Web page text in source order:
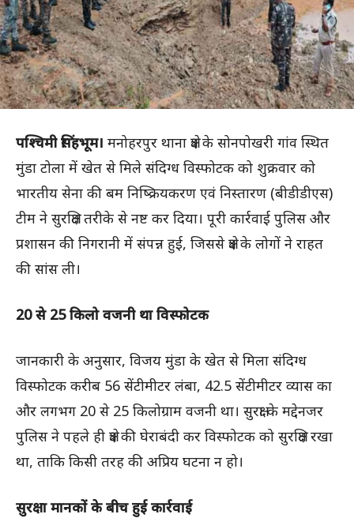
पश्चिमी सिंहभूम। मनोहरपुर थाना क्षेत्र के सोनपोखरी गांव स्थित
मुंडा टोला में खेत से मिले संदिग्ध विस्फोटक को शुक्रवार को
भारतीय सेना की बम निष्क्रियकरण एवं निस्तारण (बीडीडीएस)
टीम ने सुरक्षित तरीके से नष्ट कर दिया। पूरी कार्रवाई पुलिस और
प्रशासन की निगरानी में संपन्न हुई, जिससे क्षेत्र के लोगों ने राहत
की सांस ली।
20 से 25 किलो वजनी था विस्फोटक
जानकारी के अनुसार, विजय मुंडा के खेत से मिला संदिग्ध
विस्फोटक करीब 56 सेंटीमीटर लंबा, 42.5 सेंटीमीटर व्यास का
और लगभग 20 से 25 किलोग्राम वजनी था। सुरक्षा के मद्देनजर
पुलिस ने पहले ही क्षेत्र की घेराबंदी कर विस्फोटक को सुरक्षित रखा
था, ताकि किसी तरह की अप्रिय घटना न हो।
सुरक्षा मानकों के बीच हुई कार्रवाई